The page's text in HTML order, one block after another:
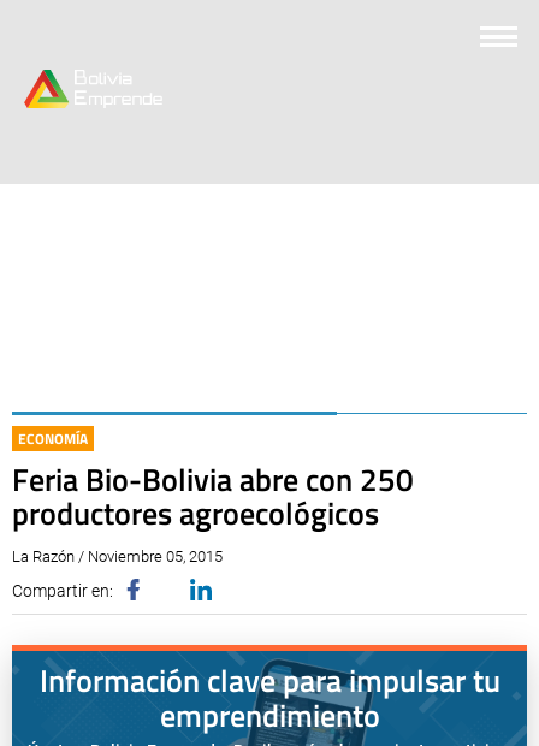
ECONOMÍA
Feria Bio-Bolivia abre con 250
productores agroecológicos
La Razón / Noviembre 05, 2015
Compartir en:
Información clave para impulsar tu
emprendimiento